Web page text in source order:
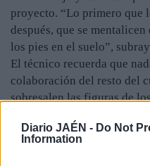
Diario JAÉN - Do Not
Information
proyecto. “Lo primero que
después, que se
los pies en el suelo”,
El técnico recuerda que
colaboración del resto del
sobresalen las figuras de
Cheli; su asesor en el